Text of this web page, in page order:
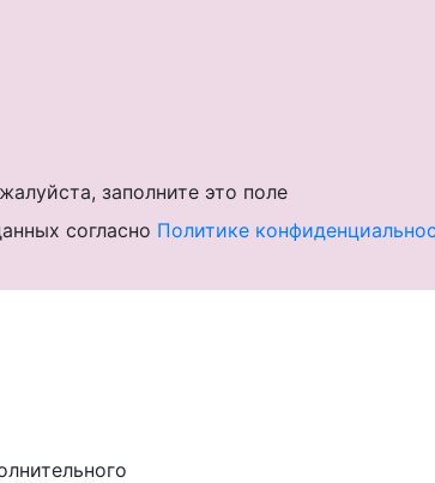
заполните это поле
согласно Политике